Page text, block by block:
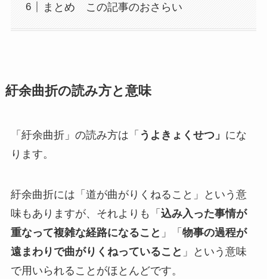
まとめ この記事のおさらい
紆余曲折の読み方と意味
「紆余曲折」の読み方は「 うよきょくせつ」 にな
ります。
紆余曲折には「道が曲がりくねること」という意
味もありますが、それよりも「 込み入った事情が
重なって複雑な経路になること 」「 物事の過程が
遠まわりで曲がりくねっていること 」という意味
で用いられることがほとんどです。